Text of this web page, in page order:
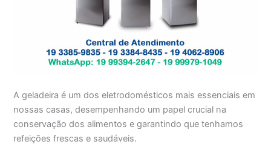
A geladeira é um dos eletrodomésticos mais essenciais em
nossas casas, desempenhando um papel crucial na
conservação dos alimentos e garantindo que tenhamos
refeições frescas e saudáveis.